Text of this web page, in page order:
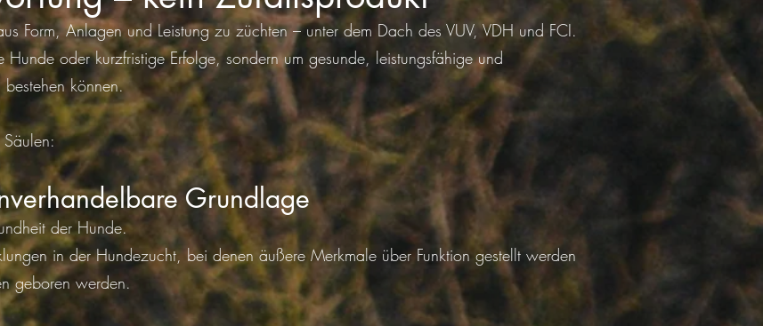
Form, Anlagen und Leistung zu züchten – unter dem Dach des VUV, VDH und FCI.
oder kurzfristige Erfolge, sondern um gesunde, leistungsfähige und
können.
Grundlage
der Hunde.
in der Hundezucht, bei denen äußere Merkmale über Funktion gestellt werden
geboren werden.